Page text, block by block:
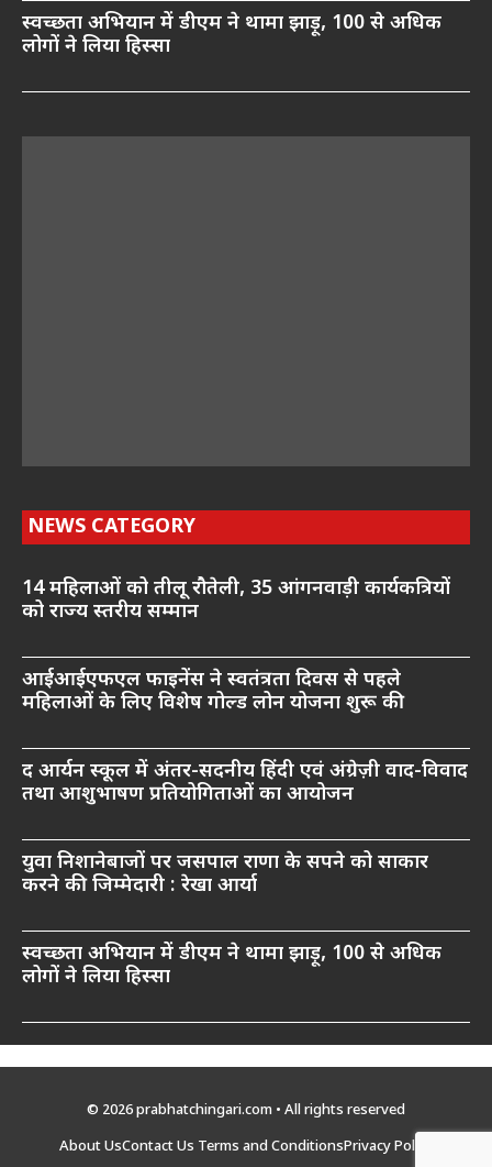
स्वच्छता अभियान में डीएम ने थामा झाड़ू, 100 से अधिक
लोगों ने लिया हिस्सा
NEWS CATEGORY
14 महिलाओं को तीलू रौतेली, 35 आंगनवाड़ी कार्यकत्रियों
को राज्य स्तरीय सम्मान
आईआईएफएल फाइनेंस ने स्वतंत्रता दिवस से पहले
महिलाओं के लिए विशेष गोल्ड लोन योजना शुरू की
द आर्यन स्कूल में अंतर-सदनीय हिंदी एवं अंग्रेज़ी वाद-विवाद
तथा आशुभाषण प्रतियोगिताओं का आयोजन
युवा निशानेबाजों पर जसपाल राणा के सपने को साकार
करने की जिम्मेदारी : रेखा आर्या
स्वच्छता अभियान में डीएम ने थामा झाड़ू, 100 से अधिक
लोगों ने लिया हिस्सा
© 2026 prabhatchingari.com • All rights reserved
About UsContact Us Terms and ConditionsPrivacy Policy